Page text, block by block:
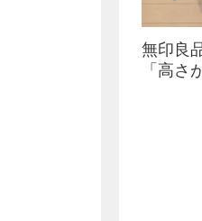
無印良
「高さ